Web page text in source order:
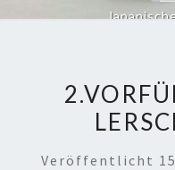
Veröffentlicht